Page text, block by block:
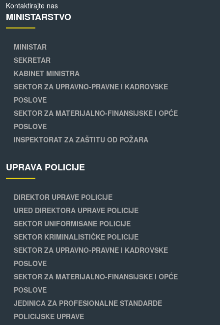
Kontaktirajte nas
MINISTARSTVO
MINISTAR
SEKRETAR
KABINET MINISTRA
SEKTOR ZA UPRAVNO-PRAVNE I KADROVSKE
POSLOVE
SEKTOR ZA MATERIJALNO-FINANSIJSKE I OPĆE
POSLOVE
INSPEKTORAT ZA ZAŠTITU OD POŽARA
UPRAVA POLICIJE
DIREKTOR UPRAVE POLICIJE
URED DIREKTORA UPRAVE POLICIJE
SEKTOR UNIFORMISANE POLICIJE
SEKTOR KRIMINALISTIČKE POLICIJE
SEKTOR ZA UPRAVNO-PRAVNE I KADROVSKE
POSLOVE
SEKTOR ZA MATERIJALNO-FINANSIJSKE I OPĆE
POSLOVE
JEDINICA ZA PROFESIONALNE STANDARDE
POLICIJSKE UPRAVE